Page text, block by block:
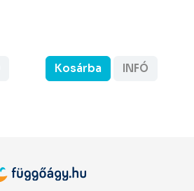
Kosárba INFÓ